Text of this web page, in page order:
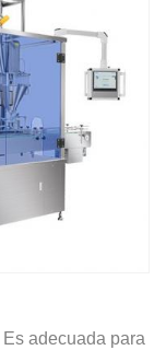
Es adecuada para